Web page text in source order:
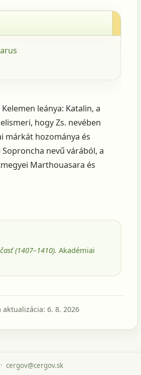
leánya: Katalin, a
hogy Zs. nevében
márkát hozománya és
nevű várából, a
Marthouasara és
(1407–1410). Akadémiai
aktualizácia: 6. 8. 2026
· cergov@cergov.sk